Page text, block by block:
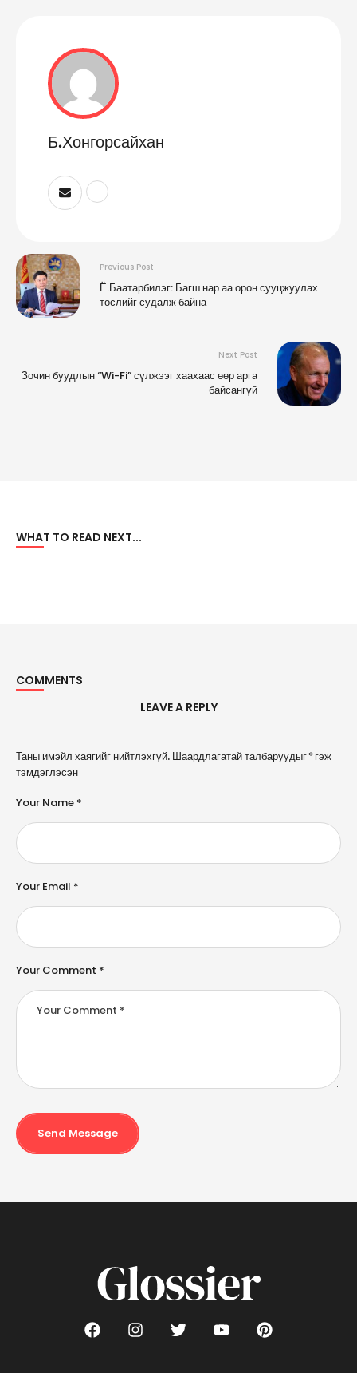
Б.Хонгорсайхан
Previous Post
Ё.Баатарбилэг: Багш нар аа орон сууцжуулах
төслийг судалж байна
Next Post
Зочин буудлын “Wi-Fi” сүлжээг хаахаас өөр арга
байсангүй
WHAT TO READ NEXT...
COMMENTS
LEAVE A REPLY
Таны имэйл хаягийг нийтлэхгүй. Шаардлагатай талбаруудыг*гэж
тэмдэглэсэн
Your Comment *
Your Name *
Your Email *
Send Message
A
l
e
n
a
ti
e